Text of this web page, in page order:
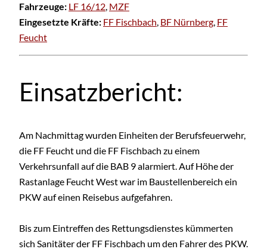
Fahrzeuge: LF 16/12, MZF
Eingesetzte Kräfte: FF Fischbach, BF Nürnberg, FF
Feucht
Einsatzbericht:
Am Nachmittag wurden Einheiten der Berufsfeuerwehr,
die FF Feucht und die FF Fischbach zu einem
Verkehrsunfall auf die BAB 9 alarmiert. Auf Höhe der
Rastanlage Feucht West war im Baustellenbereich ein
PKW auf einen Reisebus aufgefahren.
Bis zum Eintreffen des Rettungsdienstes kümmerten
sich Sanitäter der FF Fischbach um den Fahrer des PKW.